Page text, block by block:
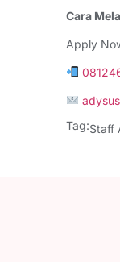
Cara
Apply
Tag:Staff